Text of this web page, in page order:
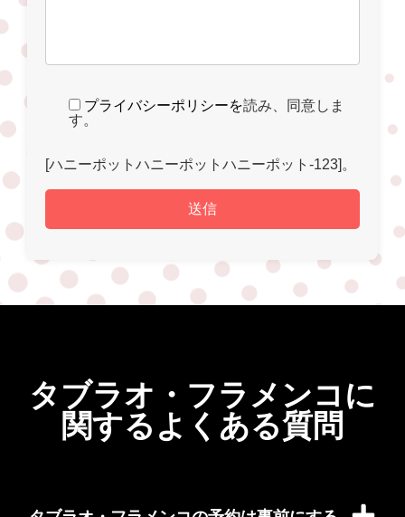
プライバシーポリシーを読み、同意しま
す。
[ハニーポットハニーポットハニーポット-123]。
タブラオ・フラメンコに
関するよくある質問